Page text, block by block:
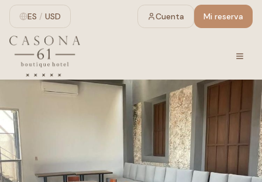
ES / USD Cuenta Mi reserva